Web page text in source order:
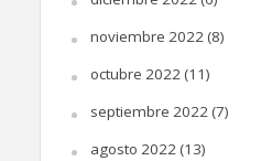
noviembre 2022(8)
octubre 2022(11)
septiembre 2022(7)
agosto 2022(13)